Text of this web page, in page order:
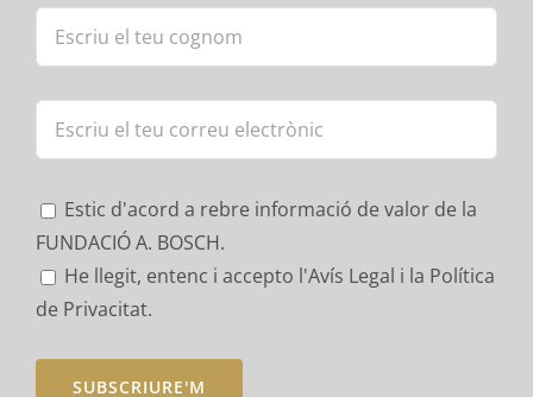
Estic d'acord a rebre informació de valor de la
FUNDACIÓ A. BOSCH.
He llegit, entenc i accepto l'Avís Legal i la Política
de Privacitat.